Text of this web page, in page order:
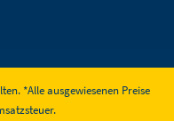
*Alle ausgewiesenen Preise